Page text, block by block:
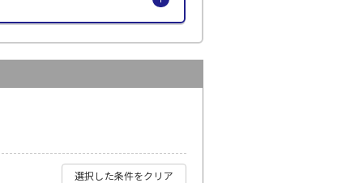
選択した条件をクリア